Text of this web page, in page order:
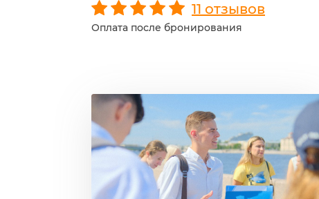
11 отзывов
Оплата после бронирования